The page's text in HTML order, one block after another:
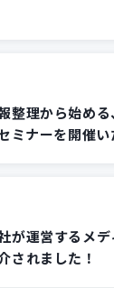
整理から始め
ミナーを開催い
が運営するメデ
されました！